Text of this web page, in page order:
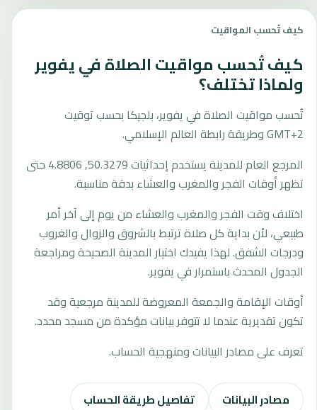
كيف تُحسب المواقيت
كيف تُحسب مواقيت الصلاة في يفوير
ولماذا تختلف؟
تُحسب مواقيت الصلاة في يفوير، بلجيكا بحسب توقيت
GMT+2 وطريقة رابطة العالم الإسلامي.
المرجع العام للمدينة يستخدم إحداثيات 50.3279, 4.8806 حتى
تظهر أوقات الفجر والمغرب والعشاء بدقة مناسبة.
اختلاف وقت الفجر والمغرب والعشاء من يوم إلى آخر أمر
طبيعي، لأن بداية كل صلاة ترتبط بالشروق والزوال والغروب
ودرجات الشفق. لهذا يفيدك اختيار المدينة الصحيحة ومراجعة
الجدول المحدث باستمرار في يفوير.
أوقات الإقامة والجمعة المعروضة للمدينة مرجعية وقد
تكون تقديرية عندما لا تتوفر بيانات مؤكدة من مسجد محدد.
تعرف على مصادر البيانات ومنهجية الحساب.
مصادر البيانات تفاصيل طريقة الحساب